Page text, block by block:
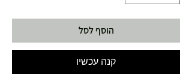
הוסף לסל
קנה עכשיו